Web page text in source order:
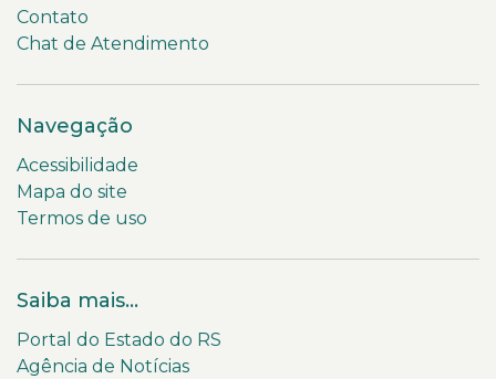
Contato
Chat de Atendimento
Navegação
Acessibilidade
Mapa do site
Termos de uso
Saiba mais...
Portal do Estado do RS
Agência de Notícias